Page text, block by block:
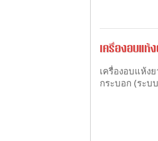
เครื่องอบแห้
เครื่องอบแห้ง
กระบอก (ระบ